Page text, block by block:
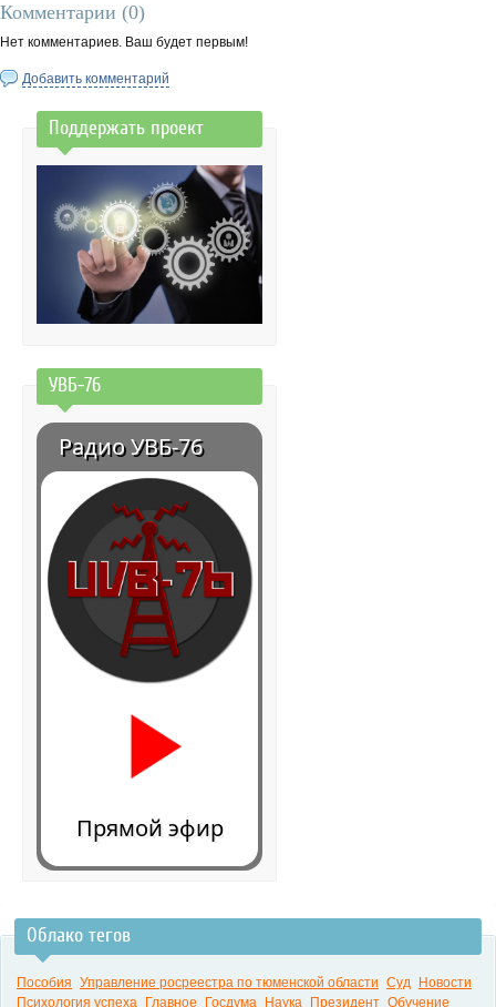
Комментарии (0)
Нет комментариев. Ваш будет первым!
Добавить комментарий
Поддержать проект
УВБ-76
Радио УВБ-76
Прямой эфир
Облако тегов
Пособия Управление росреестра по тюменской области Суд
Новости
Психология успеха
Главное Госдума Наука Президент Обучение